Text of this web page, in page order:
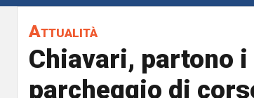
Attualità
Chiavari, partono i
parcheggio di